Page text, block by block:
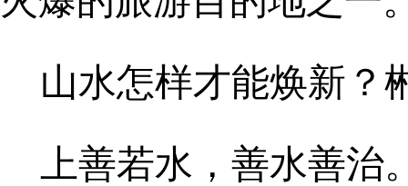
山水怎样才能焕新？
上善若水，善水善治